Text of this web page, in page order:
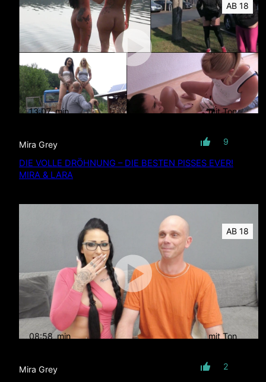
AB 18
13:07 min mit Ton
Mira Grey 9
DIE VOLLE DRÖHNUNG – DIE BESTEN PISSES EVER!
MIRA & LARA
AB 18
08:58 min mit Ton
Mira Grey 2